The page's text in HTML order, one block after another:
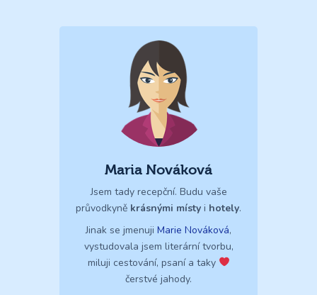
Maria Nováková
Jsem tady recepční. Budu vaše
průvodkyně krásnými místy i hotely.
Jinak se jmenuji Marie Nováková,
vystudovala jsem literární tvorbu,
miluji cestování, psaní a taky
čerstvé jahody.